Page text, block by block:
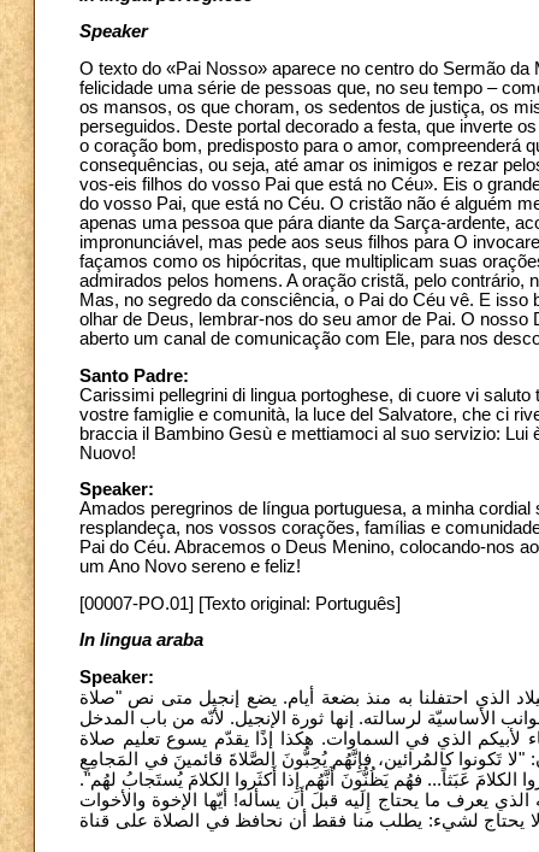
Speaker
O texto do «Pai Nosso» aparece no centro do Sermão
felicidade uma série de pessoas que, no seu tempo –
os mansos, os que choram, os sedentos de justiça, os
perseguidos. Deste portal decorado a festa, que inverte
o coração bom, predisposto para o amor, compreenderá
consequências, ou seja, até amar os inimigos e rezar
vos-eis filhos do vosso Pai que está no Céu». Eis o
do vosso Pai, que está no Céu. O cristão não é alguém
apenas uma pessoa que pára diante da Sarça-ardente,
impronunciável, mas pede aos seus filhos para O
façamos como os hipócritas, que multiplicam suas
admirados pelos homens. A oração cristã, pelo
Mas, no segredo da consciência, o Pai do Céu vê. E
olhar de Deus, lembrar-nos do seu amor de Pai. O
aberto um canal de comunicação com Ele, para nos
Santo Padre:
Carissimi pellegrini di lingua portoghese, di cuore vi
vostre famiglie e comunità, la luce del Salvatore, che ci
braccia il Bambino Gesù e mettiamoci al suo servizio: Lui
Nuovo!
Speaker:
Amados peregrinos de língua portuguesa, a minha
resplandeça, nos vossos corações, famílias e
Pai do Céu. Abracemos o Deus Menino, colocando-nos
um Ano Novo sereno e feliz!
[00007-PO.01] [Texto original: Português]
In lingua araba
Speaker:
الذي احتفلنا به منذ بضعة أيام. يضع إنجيل متى نص "صلاة
الأساسيّة لرسالته. إنها ثورة الإنجيل. لأنّه من باب المدخل
لأبيكم الذي في السماوات. هكذا إذًا يقدّم يسوع تعليم صلاة
تَكونوا كالمُرائين، فإِنَّهُم يُحِبُّونَ الصَّلاةَ قائمينَ في المَجامِعِ
الكلامَ عَبَثاً... فهُم يَظُنُّونَ أَنَّهُم إِذا أَكثَروا الكلامَ يُستَجابُ لهُم".
يعرف ما يحتاج إِلَيه قبلَ أَن يسأله! أيّها الإخوة والأخوات
لا يحتاج لشيء: يطلب منا فقط أن نحافظ في الصلاة على قناة